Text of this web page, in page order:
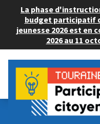
La phase
budget participatif
jeunesse 2026 est en
2026 au 11
Budget Participatif
💡 Consulter les projets